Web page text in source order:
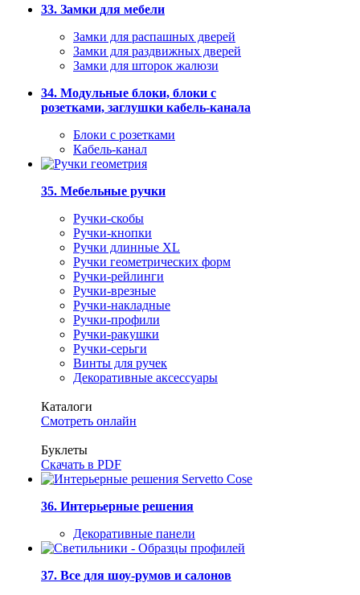
33. Замки для мебели
Замки для распашных дверей
Замки для раздвижных дверей
Замки для шторок жалюзи
34. Модульные блоки, блоки с
розетками, заглушки кабель-канала
Блоки с розетками
Кабель-канал
35. Мебельные ручки
Ручки-скобы
Ручки-кнопки
Ручки длинные XL
Ручки геометрических форм
Ручки-рейлинги
Ручки-врезные
Ручки-накладные
Ручки-профили
Ручки-ракушки
Ручки-серьги
Винты для ручек
Декоративные аксессуары
Каталоги
Смотреть онлайн
Буклеты
Скачать в PDF
36. Интерьерные решения
Декоративные панели
37. Все для шоу-румов и салонов